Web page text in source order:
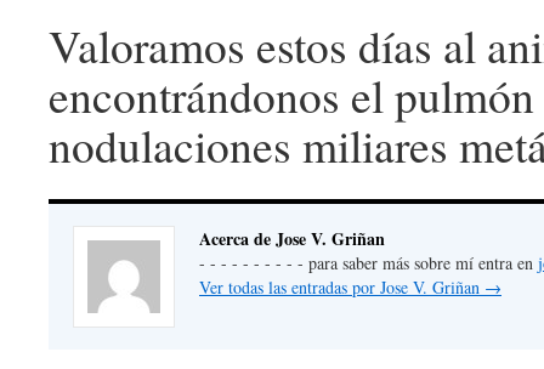
Valoramos estos días al
encontrándonos el
nodulaciones miliares
Acerca de Jose V. Griñan
- - - - - - - - - - para saber más sobre mí entra en
Ver todas las entradas por Jose V. Griñan →